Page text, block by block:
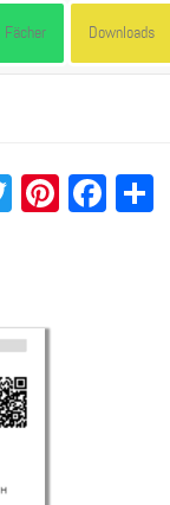
Fächer Downloads
Twitter